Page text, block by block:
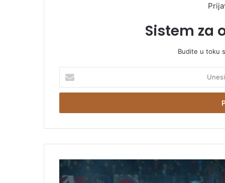
Sistem za
Budite u toku
e
i
E
a
i
B
o